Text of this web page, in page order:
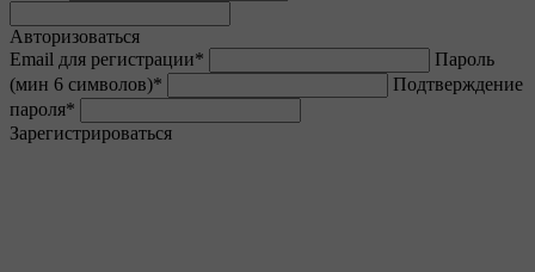
Авторизоваться
Email для регистрации*
Пароль
(мин 6 символов)*
Подтверждение
пароля*
Зарегистрироваться